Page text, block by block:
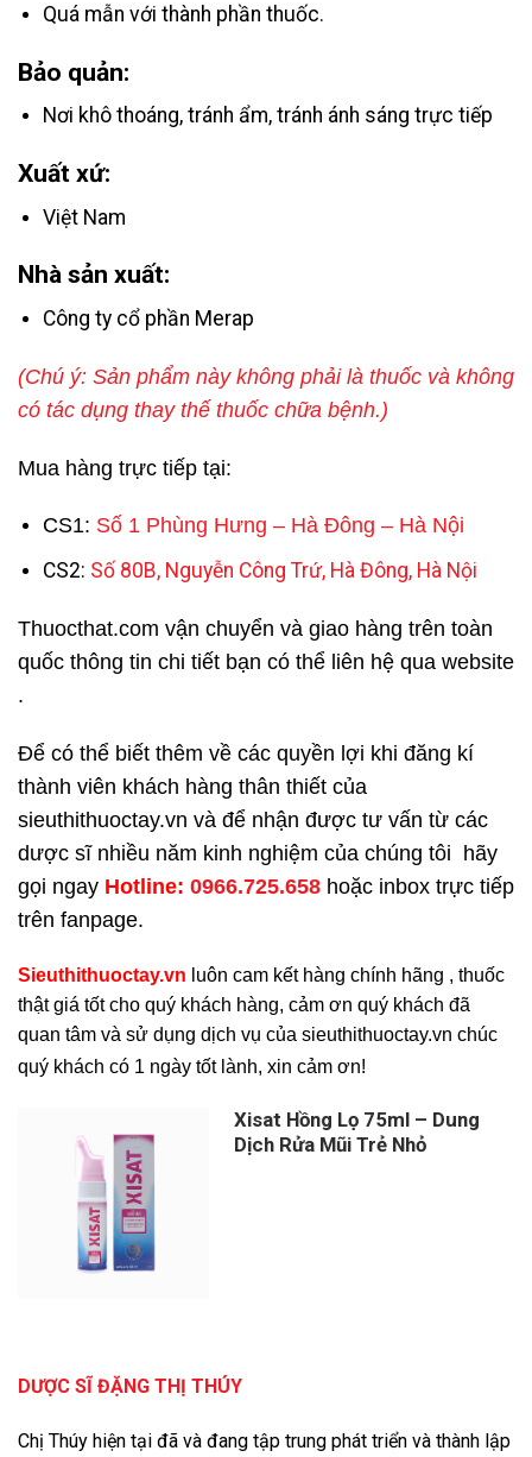
Quá mẫn với thành phần thuốc.
Bảo quản:
Nơi khô thoáng, tránh ẩm, tránh ánh sáng trực tiếp
Xuất xứ:
Việt Nam
Nhà sản xuất:
Công ty cổ phần Merap
(Chú ý: Sản phẩm này không phải là thuốc và không
có tác dụng thay thế thuốc chữa bệnh.)
Mua hàng trực tiếp tại:
CS1: Số 1 Phùng Hưng – Hà Đông – Hà Nội
CS2: Số 80B, Nguyễn Công Trứ, Hà Đông, Hà Nội
Thuocthat.com vận chuyển và giao hàng trên toàn
quốc thông tin chi tiết bạn có thể liên hệ qua website
.
Để có thể biết thêm về các quyền lợi khi đăng kí
thành viên khách hàng thân thiết của
sieuthithuoctay.vn và để nhận được tư vấn từ các
dược sĩ nhiều năm kinh nghiệm của chúng tôi hãy
gọi ngay Hotline: 0966.725.658 hoặc inbox trực tiếp
trên fanpage.
Sieuthithuoctay.vn luôn cam kết hàng chính hãng , thuốc
thật giá tốt cho quý khách hàng, cảm ơn quý khách đã
quan tâm và sử dụng dịch vụ của sieuthithuoctay.vn chúc
quý khách có 1 ngày tốt lành, xin cảm ơn!
Xisat Hồng Lọ 75ml – Dung
Dịch Rửa Mũi Trẻ Nhỏ
DƯỢC SĨ ĐẶNG THỊ THÚY
Chị Thúy hiện tại đã và đang tập trung phát triển và thành lập